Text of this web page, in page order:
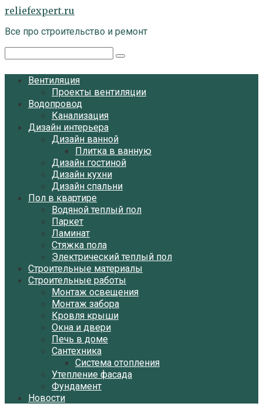
Перейти
контенту
reliefexpert.ru
Все про строительство и ремонт
Вентиляция
Проекты вентиляции
Водопровод
Канализация
Дизайн интерьера
Дизайн ванной
Плитка в ванную
Дизайн гостиной
Дизайн кухни
Дизайн спальни
Пол в квартире
Водяной теплый пол
Паркет
Ламинат
Стяжка пола
Электрический теплый пол
Строительные материалы
Строительные работы
Монтаж освещения
Монтаж забора
Кровля крыши
Окна и двери
Печь в доме
Сантехника
Система отопления
Утепление фасада
Фундамент
Новости